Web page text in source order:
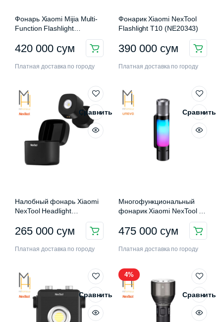
Фонарь Xiaomi Mijia Multi-
Function Flashlight
420 000 сум
Платная доставка по городу
Фонарик Xiaomi NexTool
Flashlight T10 (NE20343)
390 000 сум
Платная доставка по городу
Сравнить
Налобный фонарь Xiaomi
NexTool Headlight
265 000 сум
Платная доставка по городу
Сравнить
Многофункциональный
фонарик Xiaomi NexTool 12
475 000 сум
Платная доставка по городу
Сравнить
4%
Сравнить